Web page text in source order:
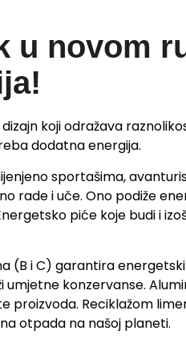
u novom
koji odražava
dodatna energija.
sportašima,
rade i uče. Ono podiže
piće koje budi i
(B i C) garantira
konzervanse.
proizvoda. Reciklažom
otpada na našoj planeti.